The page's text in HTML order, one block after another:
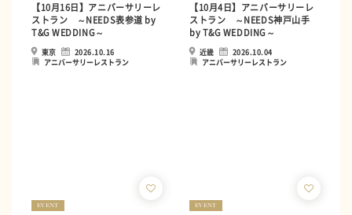
【10月16日】アニバーサリーレ
ストラン ～NEEDS表参道 by
T&G WEDDING～
東京
2026.10.16
アニバーサリーレストラン
【10月4日】アニバーサリーレ
ストラン ～NEEDS神戸山手
by T&G WEDDING～
近畿
2026.10.04
アニバーサリーレストラン
EVENT EVENT